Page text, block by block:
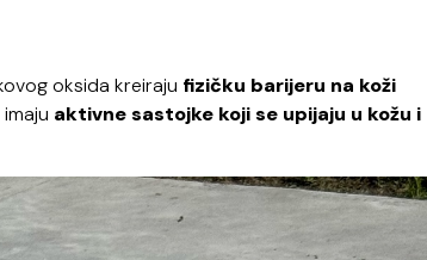
oksida kreiraju fizičku barijeru na koži
aktivne sastojke koji se upijaju u kožu i